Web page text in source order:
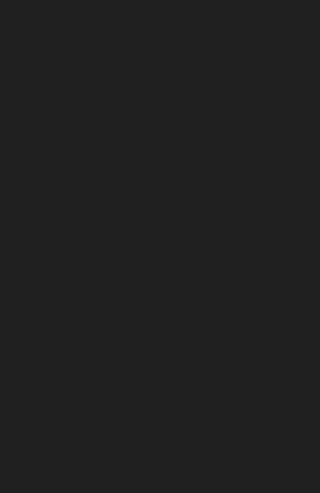
Bojan Vasković i Natalie
Bojan Vasković i Natalie
suradnji s Natalie: ''Ovo je za sve